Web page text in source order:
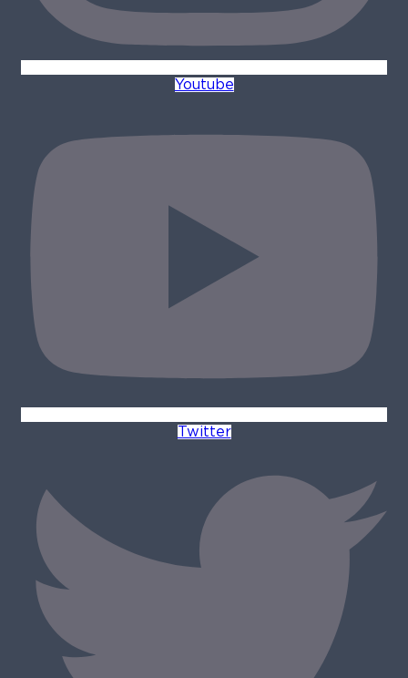
Youtube
Twitter